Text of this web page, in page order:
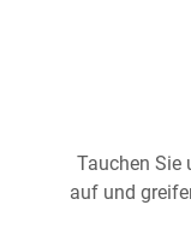
Tauchen Sie
auf und